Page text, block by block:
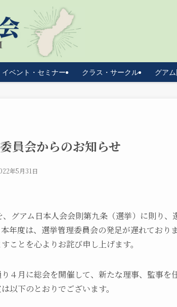
イベント・セミナー クラス・サークル グア
員会からのお知らせ
年5月31日
グアム日本人会会則第九条（選挙）に則り
年度は、選挙管理委員会の発足が遅れておりま
ことを心よりお詫び申し上げます。
４月に総会を開催して、新たな理事、監事を
以下のとおりでございます。